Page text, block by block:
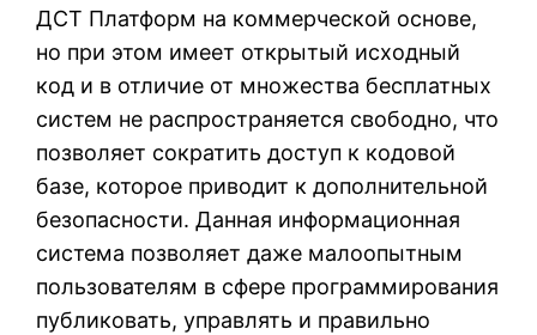
ДСТ Платформ на коммерческой основе,
но при этом имеет открытый исходный
код и в отличие от множества бесплатных
систем не распространяется свободно, что
позволяет сократить доступ к кодовой
базе, которое приводит к дополнительной
безопасности. Данная информационная
система позволяет даже малоопытным
пользователям в сфере программирования
публиковать, управлять и правильно